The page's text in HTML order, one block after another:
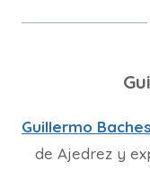
Guillermo Baches
de Ajedrez y